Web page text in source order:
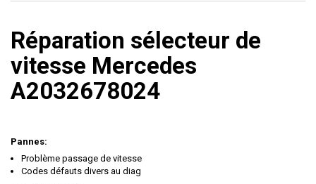
Réparation sélecteur de
vitesse Mercedes
A2032678024
Pannes:
Problème passage de vitesse
Codes défauts divers au diag